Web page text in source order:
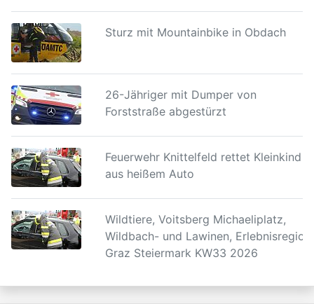
Sturz mit Mountainbike in Obdach
26-Jähriger mit Dumper von
Forststraße abgestürzt
Feuerwehr Knittelfeld rettet Kleinkind
aus heißem Auto
Wildtiere, Voitsberg Michaeliplatz,
Wildbach- und Lawinen, Erlebnisregion
Graz Steiermark KW33 2026